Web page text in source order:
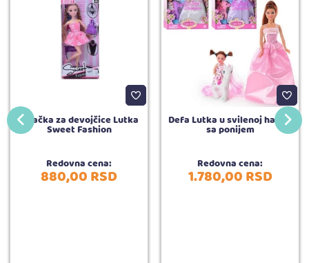
Igračka za devojčice Lutka
Sweet Fashion
Redovna cena:
880,00RSD
Defa Lutka u svilenoj haljini
sa ponijem
Redovna cena:
1.780,00RSD